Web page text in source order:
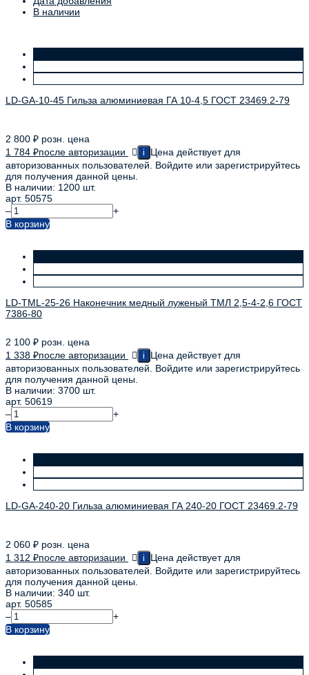
В наличии
LD-GA-10-45 Гильза алюминиевая ГА 10-4,5 ГОСТ 23469.2-79
2 800 ₽ розн. цена
1 784 ₽после авторизации i
Цена действует для
авторизованных пользователей. Войдите или зарегистрируйтесь
для получения данной цены.
В наличии: 1200 шт.
арт. 50575
–
+
В корзину
LD-TML-25-26 Наконечник медный луженый ТМЛ 2,5-4-2,6 ГОСТ
7386-80
2 100 ₽ розн. цена
1 338 ₽после авторизации i
Цена действует для
авторизованных пользователей. Войдите или зарегистрируйтесь
для получения данной цены.
В наличии: 3700 шт.
арт. 50619
–
+
В корзину
LD-GA-240-20 Гильза алюминиевая ГА 240-20 ГОСТ 23469.2-79
2 060 ₽ розн. цена
1 312 ₽после авторизации i
Цена действует для
авторизованных пользователей. Войдите или зарегистрируйтесь
для получения данной цены.
В наличии: 340 шт.
арт. 50585
–
+
В корзину